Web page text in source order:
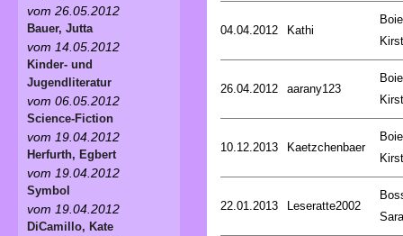
04.04.2012 Kathi
26.04.2012 aarany123
10.12.2013 Kaetzchenbaer
22.01.2013 Leseratte2002
vom 26.05.2012
Bauer, Jutta
vom 14.05.2012
Kinder- und
Jugendliteratur
vom 06.05.2012
Science-Fiction
vom 19.04.2012
Herfurth, Egbert
vom 19.04.2012
Symbol
vom 19.04.2012
DiCamillo, Kate